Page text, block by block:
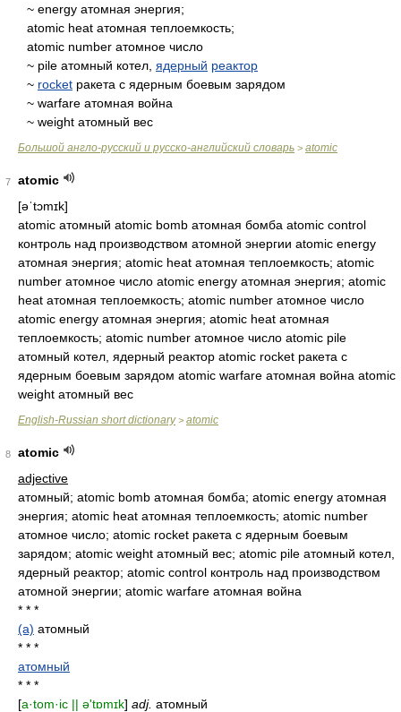
~ energy атомная энергия;
atomic heat атомная теплоемкость;
atomic number атомное число
~ pile атомный котел, ядерный реактор
~ rocket ракета с ядерным боевым зарядом
~ warfare атомная война
~ weight атомный вес
Большой англо-русский и русско-английский словарь > atomic
7
atomic
[əˈtɔmɪk]
atomic атомный atomic bomb атомная бомба atomic control
контроль над производством атомной энергии atomic energy
атомная энергия; atomic heat атомная теплоемкость; atomic
number атомное число atomic energy атомная энергия; atomic
heat атомная теплоемкость; atomic number атомное число
atomic energy атомная энергия; atomic heat атомная
теплоемкость; atomic number атомное число atomic pile
атомный котел, ядерный реактор atomic rocket ракета с
ядерным боевым зарядом atomic warfare атомная война atomic
weight атомный вес
English-Russian short dictionary> atomic
8
atomic
adjective
атомный; atomic bomb атомная бомба; atomic energy атомная
энергия; atomic heat атомная теплоемкость; atomic number
атомное число; atomic rocket ракета с ядерным боевым
зарядом; atomic weight атомный вес; atomic pile атомный котел,
ядерный реактор; atomic control контроль над производством
атомной энергии; atomic warfare атомная война
* * *
(a) атомный
* * *
атомный
* * *
[a·tom·ic || ə'tɒmɪk] adj. атомный